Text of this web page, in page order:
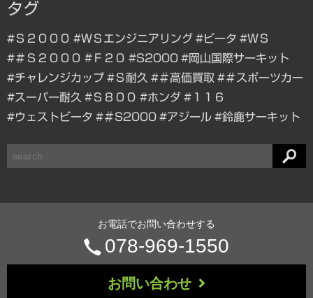
タグ
#Ｓ２０００ #ＷＳエンジニアリング #ビータ #ＷＳ
#＃Ｓ２０００ #Ｆ２０ #S2000 #岡山国際サーキット
#チャレンジカップ #Ｓ耐久 #＃高価買取 #＃スポーツカー
#スーパー耐久 #Ｓ８００ #ホンダ #１１６
#ウェストビータ #＃S2000 #アジール #鈴鹿サーキット
索
お電話でお問い合わせする
電
話
番
078-969-1550
お問い合わせ